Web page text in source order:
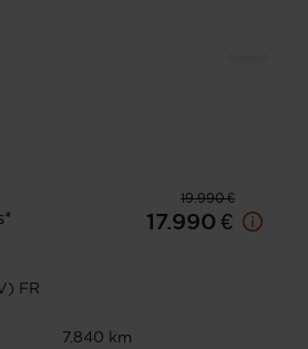
19.990 €
17.990 €
FR
7.840 km